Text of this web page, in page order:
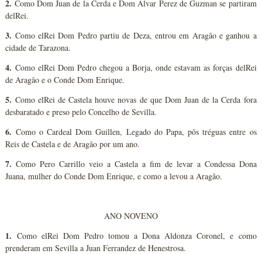
2. Como Dom Juan de la Cerda e Dom Alvar Perez de Guzman se partiram
delRei.
3. Como elRei Dom Pedro partiu de Deza, entrou em Aragão e ganhou a
cidade de Tarazona.
4. Como elRei Dom Pedro chegou a Borja, onde estavam as forças delRei
de Aragão e o Conde Dom Enrique.
5. Como elRei de Castela houve novas de que Dom Juan de la Cerda fora
desbaratado e preso pelo Concelho de Sevilla.
6. Como o Cardeal Dom Guillen, Legado do Papa, pôs tréguas entre os
Reis de Castela e de Aragão por um ano.
7. Como Pero Carrillo veio a Castela a fim de levar a Condessa Dona
Juana, mulher do Conde Dom Enrique, e como a levou a Aragão.
ANO NOVENO
1. Como elRei Dom Pedro tomou a Dona Aldonza Coronel, e como
prenderam em Sevilla a Juan Ferrandez de Henestrosa.